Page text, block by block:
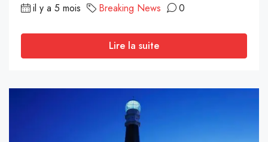
il y a 5 mois Breaking News 0
Lire la suite